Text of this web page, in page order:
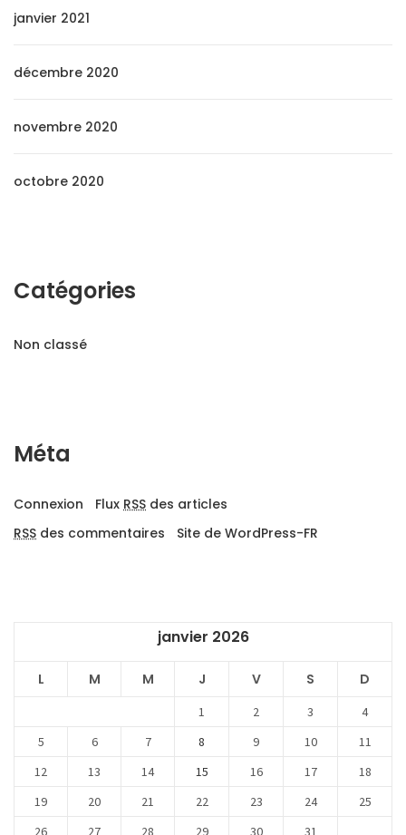
janvier 2021
décembre 2020
novembre 2020
octobre 2020
Catégories
Non classé
Méta
Connexion Flux RSS des articles
RSS des commentaires Site de WordPress-FR
janvier 2026
L M M J V S D
1 2 3
4
5
6 7 8 9 10
11
12
13 14 15 16 17
18
19
20 21 22 23 24
25